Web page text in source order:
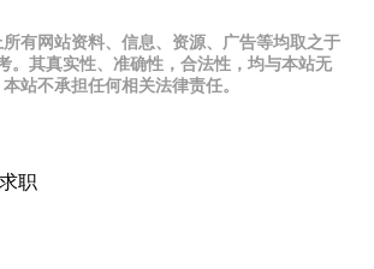
有网站资料、信息、资源、广告等均取之于
。其真实性、准确性，合法性，均与本站无
本站不承担任何相关法律责任。
求职